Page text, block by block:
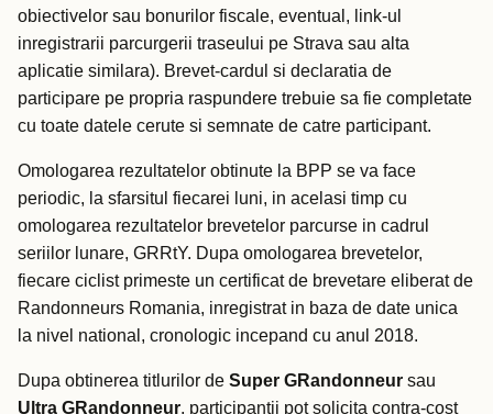
obiectivelor sau bonurilor fiscale, eventual, link-ul
inregistrarii parcurgerii traseului pe Strava sau alta
aplicatie similara). Brevet-cardul si declaratia de
participare pe propria raspundere trebuie sa fie completate
cu toate datele cerute si semnate de catre participant.
Omologarea rezultatelor obtinute la BPP se va face
periodic, la sfarsitul fiecarei luni, in acelasi timp cu
omologarea rezultatelor brevetelor parcurse in cadrul
seriilor lunare, GRRtY. Dupa omologarea brevetelor,
fiecare ciclist primeste un certificat de brevetare eliberat de
Randonneurs Romania, inregistrat in baza de date unica
la nivel national, cronologic incepand cu anul 2018.
Dupa obtinerea titlurilor de Super GRandonneur sau
Ultra GRandonneur, participantii pot solicita contra-cost